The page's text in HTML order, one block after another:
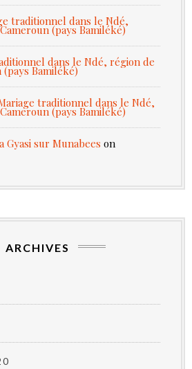
traditionnel dans le Ndé,
(pays Bamiléké)
dans le Ndé, région de
(pays Bamiléké)
traditionnel dans le Ndé,
(pays Bamiléké)
Gyasi sur Munabees on
ARCHIVES